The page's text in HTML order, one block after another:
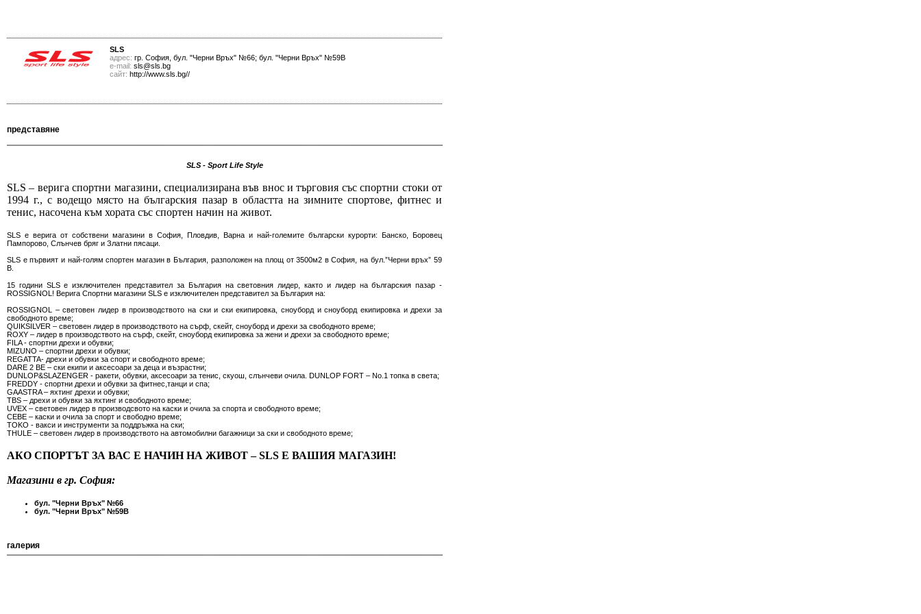
SLS
адрес: гр. София, бул. "Черни Връх" №66; бул. "Черни Връх" №59В
е-mail: sls@sls.bg
сайт: http://www.sls.bg//
представяне
SLS - Sport Life Style
SLS – верига спортни магазини, специализирана във внос и търговия със спортни стоки от
1994 г., с водещо място на българския пазар в областта на зимните спортове, фитнес и
тенис, насочена към хората със спортен начин на живот.
SLS е верига от собствени магазини в София, Пловдив, Варна и най-големите български курорти: Банско, Боровец
Пампорово, Слънчев бряг и Златни пясаци.
SLS е първият и най-голям спортен магазин в България, разположен на площ от 3500м2 в София, на бул.”Черни връх” 59
В.
15 години SLS е изключителен представител за България на световния лидер, както и лидер на българския пазар -
ROSSIGNOL! Верига Спортни магазини SLS е изключителен представител за България на:
ROSSIGNOL – световен лидер в производството на ски и ски екипировка, сноуборд и сноуборд екипировка и дрехи за
свободното време;
QUIKSILVER – световен лидер в производството на сърф, скейт, сноуборд и дрехи за свободното време;
ROXY – лидер в производството на сърф, скейт, сноуборд екипировка за жени и дрехи за свободното време;
FILA - спортни дрехи и обувки;
MIZUNO – спортни дрехи и обувки;
REGATTA- дрехи и обувки за спорт и свободното време;
DARE 2 BE – ски екипи и аксесоари за деца и възрастни;
DUNLOP&SLAZENGER - ракети, обувки, аксесоари за тенис, скуош, слънчеви очила. DUNLOP FORT – No.1 топка в света;
FREDDY - спортни дрехи и обувки за фитнес,танци и спа;
GAASTRA – яхтинг дрехи и обувки;
TBS – дрехи и обувки за яхтинг и свободното време;
UVEX – световен лидер в производсвото на каски и очила за спорта и свободното време;
СЕВЕ – каски и очила за спорт и свободно време;
TOKO - вакси и инструменти за поддръжка на ски;
THULE – световен лидер в производството на автомобилни багажници за ски и свободното време;
АКО СПОРТЪТ ЗА ВАС Е НАЧИН НА ЖИВОТ – SLS Е ВАШИЯ МАГАЗИН!
Магазини в гр. София:
бул. "Черни Връх" №66
бул. "Черни Връх" №59В
галерия